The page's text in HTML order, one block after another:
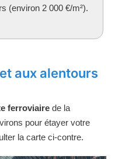
(environ 2 000 €/m²).
aux alentours
ferroviaire de la
pour étayer votre
la carte ci-contre.